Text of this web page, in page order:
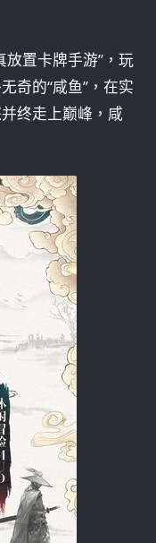
放置卡牌手游”，玩
奇的“咸鱼”，在实
终走上巅峰，咸